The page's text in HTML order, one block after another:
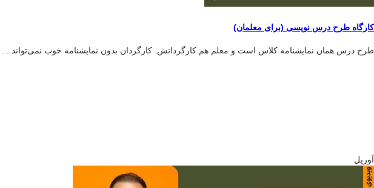
کارگاه طرح درس نویسی (برای معلمان)
طرح درس همان نمایشنامه کلاس است و معلم هم کارگردانش. کارگردان بدون نمایشنامه خوب نمی‌تواند ...
آوریل